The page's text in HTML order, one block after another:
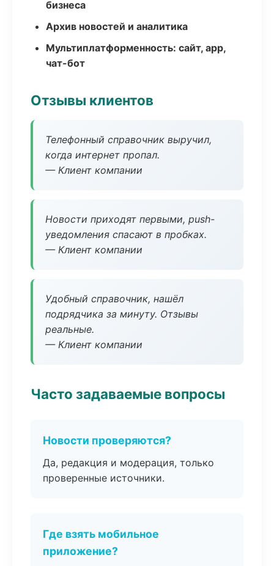
бизнеса
Архив новостей и аналитика
Мультиплатформенность: сайт, app,
чат-бот
Отзывы клиентов
Телефонный справочник выручил,
когда интернет пропал.
— Клиент компании
Новости приходят первыми, push-
уведомления спасают в пробках.
— Клиент компании
Удобный справочник, нашёл
подрядчика за минуту. Отзывы
реальные.
— Клиент компании
Часто задаваемые вопросы
Новости проверяются?
Да, редакция и модерация, только
проверенные источники.
Где взять мобильное
приложение?